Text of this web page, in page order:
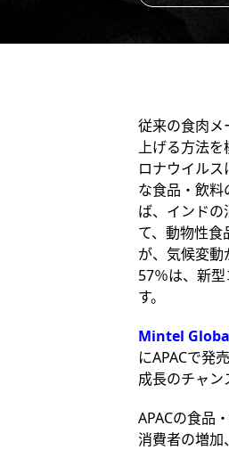
従来の食肉メ
上げる方法を
ロナウイル
な食品・飲料
ば、インド
て、動物性
が、気候変
57％は、新
す。
Mintel
にAPACで発
成長のチャン
APACの食品
消費者の増加